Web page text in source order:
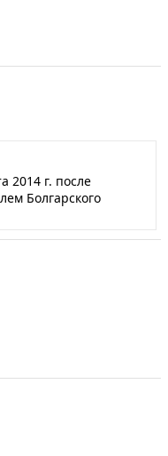
2014 г. после
Болгарского